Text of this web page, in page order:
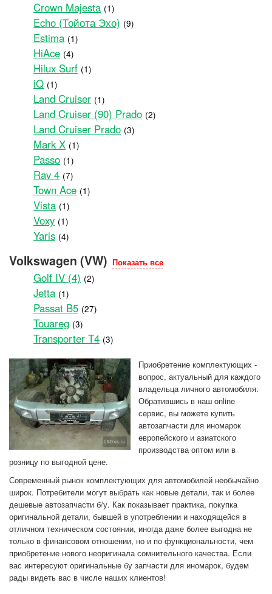
Crown Majesta (1)
Echo (Тойота Эхо) (9)
Estima (1)
HiAce (4)
Hilux Surf (1)
iQ (1)
Land Cruiser (1)
Land Cruiser (90) Prado (2)
Land Cruiser Prado (3)
Mark X (1)
Passo (1)
Rav 4 (7)
Town Ace (1)
Vista (1)
Voxy (1)
Yaris (4)
Volkswagen (VW) Показать все
Golf IV (4) (2)
Jetta (1)
Passat B5 (27)
Touareg (3)
Transporter T4 (3)
Приобретение комплектующих -
вопрос, актуальный для каждого
владельца личного автомобиля.
Обратившись в наш online
сeрвис, вы можете купить
автозапчасти для иномарок
европейского и азиатского
производства оптом или в
розницу по выгодной цене.
Современный рынок комплектующих для автомобилей необычайно
широк. Потребители могут выбрать как новые детали, так и более
дешевые автозапчасти б/у. Как показывает практика, покупка
оригинальной детали, бывшей в употреблении и находящейся в
отличном техническом состоянии, иногда даже более выгодна не
только в финансовом отношении, но и по функциональности, чем
приобретение нового неоригинала сомнительного качества. Если
вас интересуют оригинальные бу запчасти для иномарок, будем
рады видеть вас в числе наших клиентов!